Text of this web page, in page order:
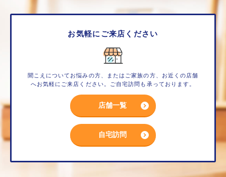
お気軽にご来店ください
聞こえについてお悩みの方、またはご家族の方、お近くの店舗
へお気軽にご来店ください。ご自宅訪問も承っております。
店舗一覧
自宅訪問